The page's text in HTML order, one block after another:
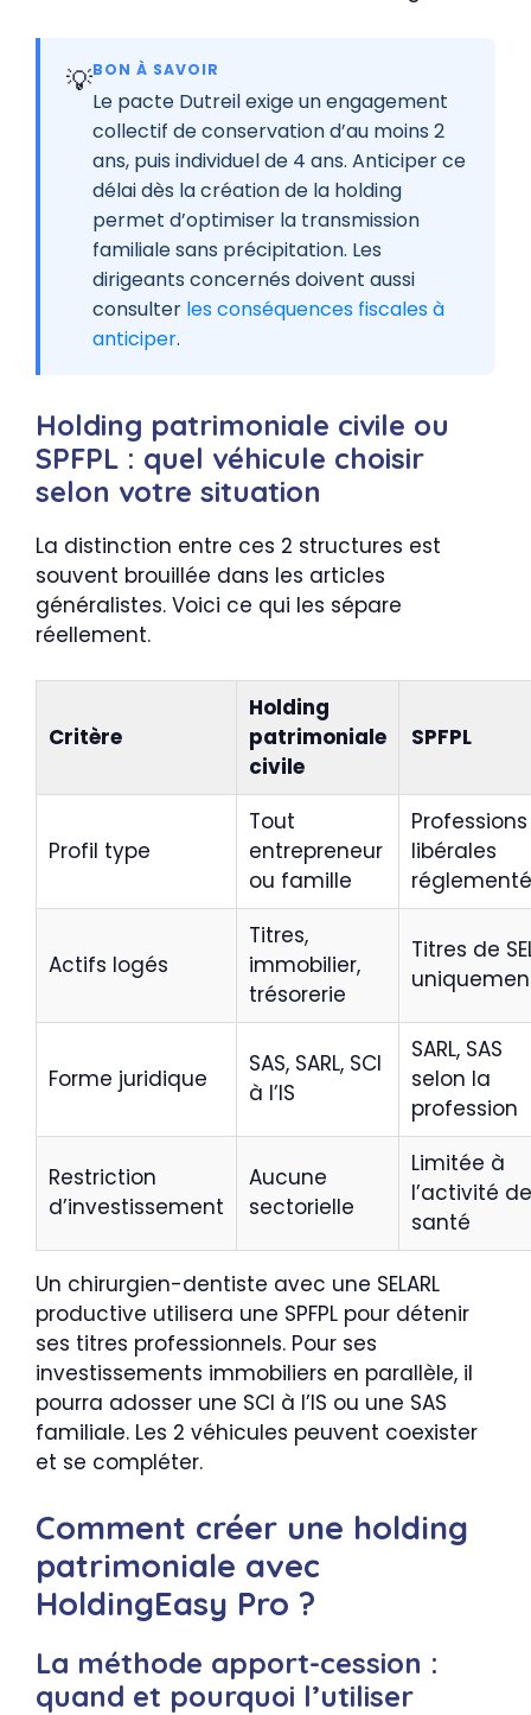
💡BON À SAVOIR
Le pacte Dutreil exige un engagement
collectif de conservation d’au moins 2
ans, puis individuel de 4 ans. Anticiper ce
délai dès la création de la holding
permet d’optimiser la transmission
familiale sans précipitation. Les
dirigeants concernés doivent aussi
consulter les conséquences fiscales à
anticiper.
Holding patrimoniale civile ou
SPFPL : quel véhicule choisir
selon votre situation
La distinction entre ces 2 structures est
souvent brouillée dans les articles
généralistes. Voici ce qui les sépare
réellement.
Critère
Holding
patrimoniale
civile
SPFPL
Profil type
Tout
entrepreneur
ou famille
Professions
libérales
Actifs logés
Titres,
immobilier,
trésorerie
Titres de
Forme juridique
SAS, SARL, SCI
à l’IS
SARL, SAS
selon la
profession
Restriction
d’investissement
Aucune
sectorielle
Limitée à
l’activité de
santé
Un chirurgien-dentiste avec une SELARL
productive utilisera une SPFPL pour détenir
ses titres professionnels. Pour ses
investissements immobiliers en parallèle, il
pourra adosser une SCI à l’IS ou une SAS
familiale. Les 2 véhicules peuvent coexister
et se compléter.
Comment créer une holding
patrimoniale avec
HoldingEasy Pro ?
La méthode apport-cession :
quand et pourquoi l’utiliser